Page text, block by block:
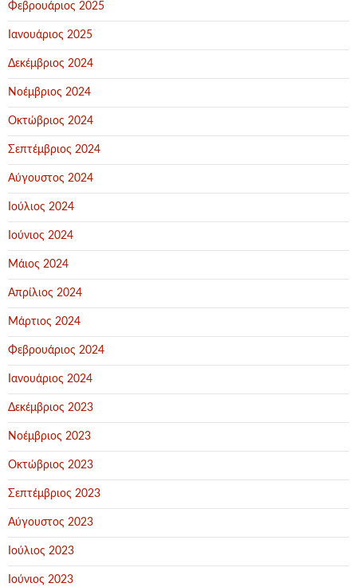
Φεβρουάριος 2025
Ιανουάριος 2025
Δεκέμβριος 2024
Νοέμβριος 2024
Οκτώβριος 2024
Σεπτέμβριος 2024
Αύγουστος 2024
Ιούλιος 2024
Ιούνιος 2024
Μάιος 2024
Απρίλιος 2024
Μάρτιος 2024
Φεβρουάριος 2024
Ιανουάριος 2024
Δεκέμβριος 2023
Νοέμβριος 2023
Οκτώβριος 2023
Σεπτέμβριος 2023
Αύγουστος 2023
Ιούλιος 2023
Ιούνιος 2023